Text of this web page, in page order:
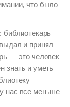
что было
библиотекарь
и принял
— это человек
знать и уметь
нас все меньше